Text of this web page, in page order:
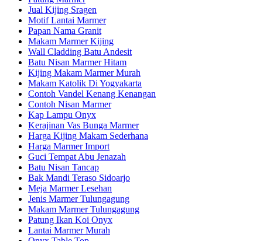
Jual Kijing Sragen
Motif Lantai Marmer
Papan Nama Granit
Makam Marmer Kijing
Wall Cladding Batu Andesit
Batu Nisan Marmer Hitam
Kijing Makam Marmer Murah
Makam Katolik Di Yogyakarta
Contoh Vandel Kenang Kenangan
Contoh Nisan Marmer
Kap Lampu Onyx
Kerajinan Vas Bunga Marmer
Harga Kijing Makam Sederhana
Harga Marmer Import
Guci Tempat Abu Jenazah
Batu Nisan Tancap
Bak Mandi Teraso Sidoarjo
Meja Marmer Lesehan
Jenis Marmer Tulungagung
Makam Marmer Tulungagung
Patung Ikan Koi Onyx
Lantai Marmer Murah